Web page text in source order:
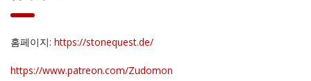
홈페이지: https://stonequest.de/
https://www.patreon.com/Zudomon